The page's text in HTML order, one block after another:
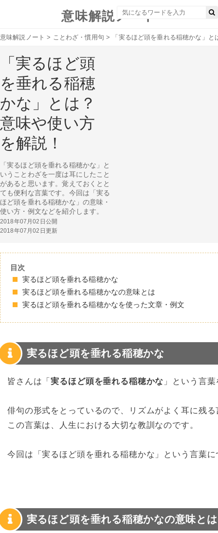
意味解説ノート
意味解説ノート > ことわざ・慣用句 > 「実るほど頭を垂れる稲穂かな」
「実るほど頭
を垂れる稲穂
かな」とは？
意味や使い方
を解説！
「実るほど頭を垂れる稲穂かな」と
いうことわざを一度は耳にしたこと
があると思います。覚えておくとと
ても便利な言葉です。今回は「実る
ほど頭を垂れる稲穂かな」の意味・
使い方・例文などを紹介します。
2018年07月02日公開
2018年07月02日更新
目次
実るほど頭を垂れる稲穂かな
実るほど頭を垂れる稲穂かなの意味とは
実るほど頭を垂れる稲穂かなを使った文章・例文
実るほど頭を垂れる稲穂かな
皆さんは「実るほど頭を垂れる稲穂かな 」という言
俳句の形式をとっているので、リズムがよく耳に残
この言葉は、人生における大切な教訓なのです。
今回は「実るほど頭を垂れる稲穂かな」という言葉
実るほど頭を垂れる稲穂かなの意味とは